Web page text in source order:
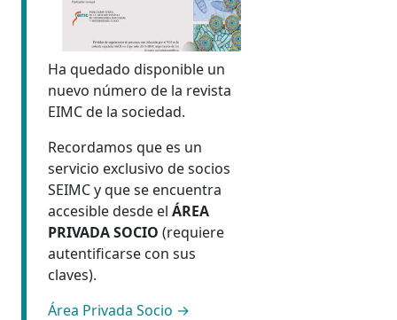
Ha quedado disponible un
nuevo número de la revista
EIMC de la sociedad.
Recordamos que es un
servicio exclusivo de socios
SEIMC y que se encuentra
accesible desde el ÁREA
PRIVADA SOCIO (requiere
autentificarse con sus
claves).
Área Privada Socio →